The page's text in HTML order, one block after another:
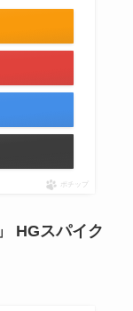
ポチップ
HGスパイク